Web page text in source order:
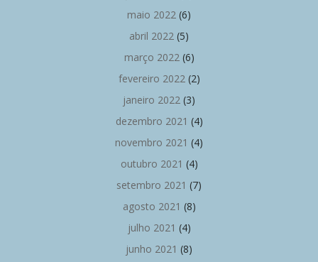
maio 2022 (6)
abril 2022 (5)
março 2022 (6)
fevereiro 2022 (2)
janeiro 2022 (3)
dezembro 2021 (4)
novembro 2021 (4)
outubro 2021 (4)
setembro 2021 (7)
agosto 2021 (8)
julho 2021 (4)
junho 2021 (8)